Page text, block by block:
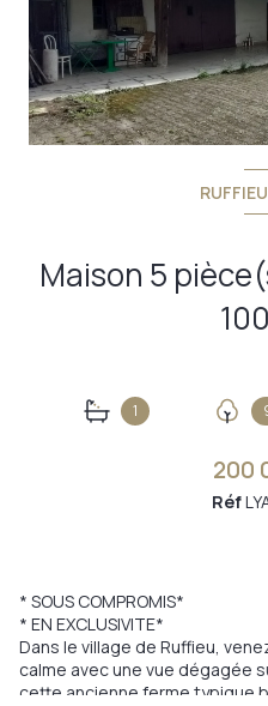
Maison 5 pièce(s) 3 chambre(s)
1
200
Réf
* SOUS COMPROMIS*
* EN EXCLUSIVITE*
Dans le village de Ruffieu,
calme avec une vue dégagée
cette ancienne ferme typique